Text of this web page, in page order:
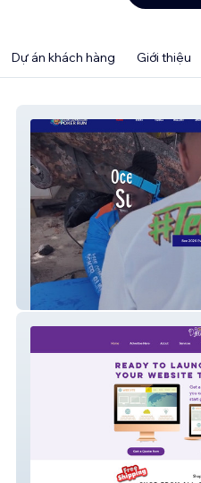
Dự án khách hàng Giới thiệu
Ocean Co'Mocean Poker Run